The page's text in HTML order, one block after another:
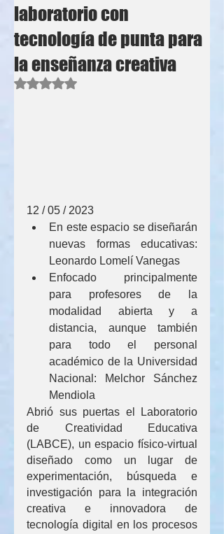
laboratorio con
tecnología de punta para
la enseñanza creativa
Obtuvo NaN de 5 estrellas.
12 / 05 / 2023
En este espacio se diseñarán
nuevas formas educativas:
Leonardo Lomelí Vanegas
Enfocado principalmente
para profesores de la
modalidad abierta y a
distancia, aunque también
para todo el personal
académico de la Universidad
Nacional: Melchor Sánchez
Mendiola
Abrió sus puertas el Laboratorio
de Creatividad Educativa
(LABCE), un espacio físico-virtual
diseñado como un lugar de
experimentación, búsqueda e
investigación para la integración
creativa e innovadora de
tecnología digital en los procesos